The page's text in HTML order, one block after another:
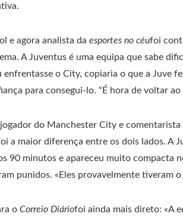
e agora analista da esportes no céufoi
A Juventus é uma equipa que sabe
o City, copiaria o que a Juve
para consegui-lo. “É hora de voltar ao
do Manchester City e comentarista
a maior diferença entre os dois lados. A
90 minutos e apareceu muito compacta
punidos. «Eles provavelmente tiveram o
o Correio Diáriofoi ainda mais direto: «A